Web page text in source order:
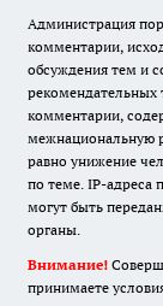
Администрация
комментарии,
обсуждения тем и
рекомендательных
комментарии,
межнациональную
равно унижение
по теме. IP-адреса
могут быть
органы.
Внимание!
принимаете